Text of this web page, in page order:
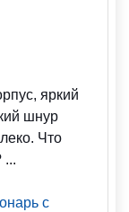
яркий
шнур
Что
...
с